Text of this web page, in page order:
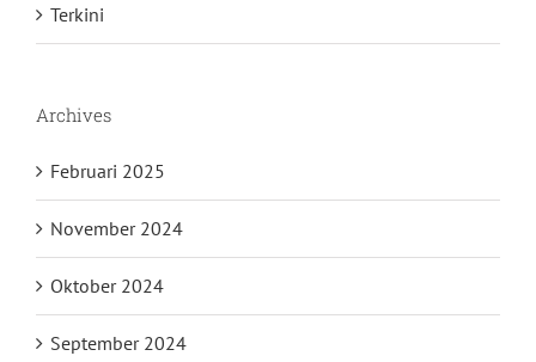
Terkini
Archives
Februari 2025
November 2024
Oktober 2024
September 2024